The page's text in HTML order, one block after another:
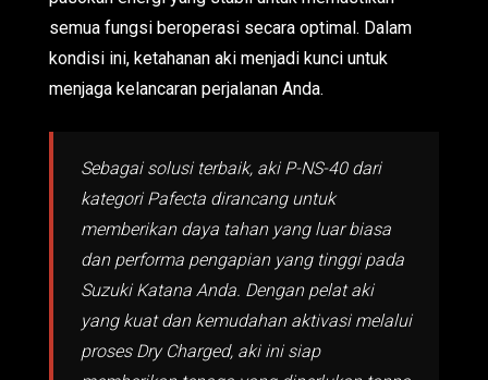
semua fungsi beroperasi secara optimal. Dalam
kondisi ini, ketahanan aki menjadi kunci untuk
menjaga kelancaran perjalanan Anda.
Sebagai solusi terbaik, aki P-NS-40 dari
kategori Pafecta dirancang untuk
memberikan daya tahan yang luar biasa
dan performa pengapian yang tinggi pada
Suzuki Katana Anda. Dengan pelat aki
yang kuat dan kemudahan aktivasi melalui
proses Dry Charged, aki ini siap